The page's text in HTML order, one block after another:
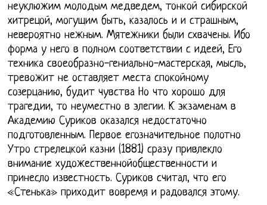
неуклюжим молодым медведем, тонкой сибирской
хитрецой, могущим быть, казалось и и страшным,
невероятно нежным. Мятежники были схвачены. Ибо
форма у него в полном соответствии с идеей, Его
техника своеобразно-гениально-мастерская, мысль,
тревожит не оставляет места спокойному
созерцанию, будит чувства Но что хорошо для
трагедии, то неуместно в элегии. К экзаменам в
Академию Суриков оказался недостаточно
подготовленным. Первое егозначительное полотно
Утро стрелецкой казни (1881) сразу привлекло
внимание художественнойобщественности и
принесло известность. Суриков считал, что его
«Стенька» приходит вовремя и радовался этому.